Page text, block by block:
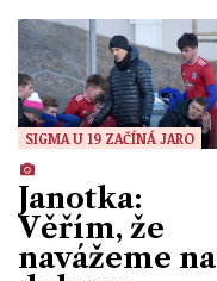
SIGMA U 19 ZAČÍNÁ JARO
Janotka:
Věřím, že
navážeme na